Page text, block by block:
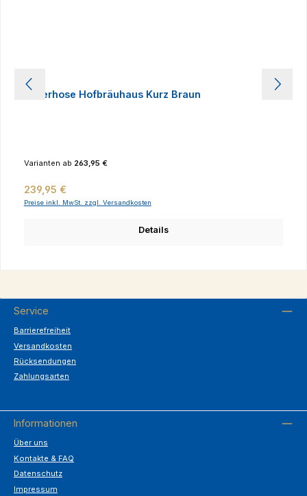
Lederhose Hofbräuhaus Kurz Braun
Varianten ab 263,95 €
Regulärer Preis:
239,95 €
Preise inkl. MwSt. zzgl. Versandkosten
Details
Service
Barrierefreiheit
Versandkosten
Rücksendungen
Zahlungsarten
Informationen
Über uns
Kontakte & FAQ
Datenschutz
Impressum